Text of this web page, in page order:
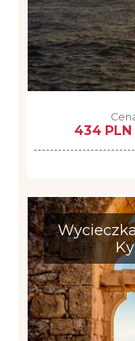
434 PLN